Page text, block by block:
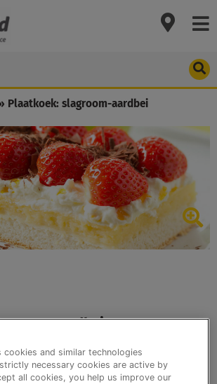
Plaatkoek: slagroom-aardbei
aardbei
voor Plaatkoek: slagroom-
cookies and similar technologies
necessary cookies are active by
all cookies, you help us improve our